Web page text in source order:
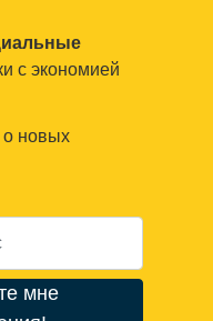
с экономией
о новых
мне